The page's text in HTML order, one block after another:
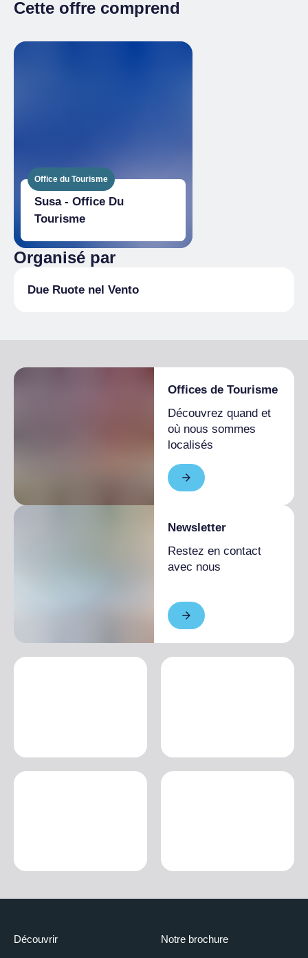
Billet complet € 1050.00
Cette offre comprend
Office du Tourisme
Susa - Office Du
Tourisme
Organisé par
Due Ruote nel Vento
Offices de Tourisme
Découvrez quand et
où nous sommes
localisés
Newsletter
Restez en contact
avec nous
Découvrir Notre brochure